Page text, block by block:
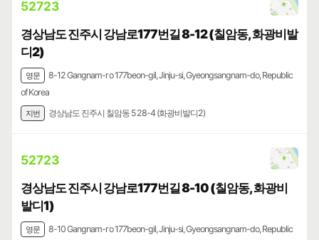
52723
경상남도 진주시 강남로177번길 8-12 (칠암동, 화광비발
디2)
영문
8-12 Gangnam-ro 177beon-gil, Jinju-si, Gyeongsangnam-do, Republic
of Korea
지번 경상남도 진주시 칠암동 528-4 (화광비발디2)
52723
경상남도 진주시 강남로177번길 8-10 (칠암동, 화광비
발디1)
영문
8-10 Gangnam-ro 177beon-gil, Jinju-si, Gyeongsangnam-do, Republic